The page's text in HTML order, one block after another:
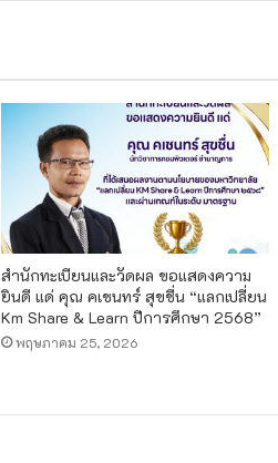
สำนักทะเบียนและวัดผล ขอแสดงความ
ยินดี แด่ คุณ คเชนทร์ สุขชื่น “แลกเปลี่ยน
Km Share & Learn ปีการศึกษา 2568”
พฤษภาคม 25, 2026